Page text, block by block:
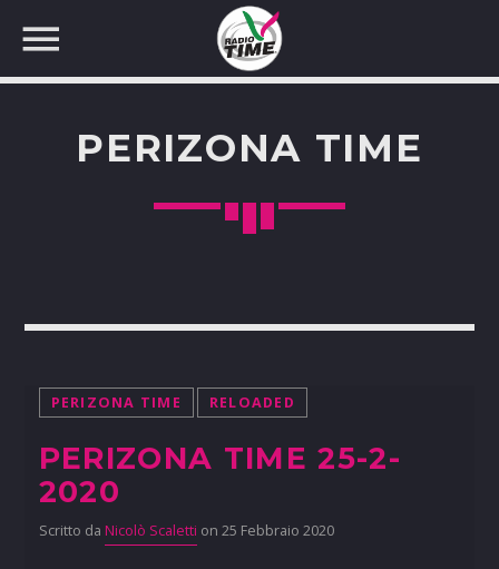
PERIZONA TIME
PERIZONA TIME RELOADED
PERIZONA TIME 25-2-
2020
Scritto da Nicolò Scaletti on 25 Febbraio 2020